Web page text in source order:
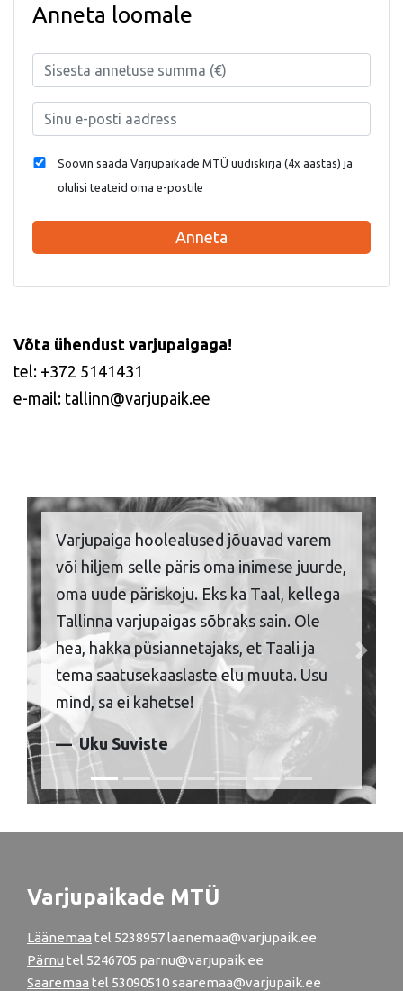
Anneta loomale
Soovin saada Varjupaikade MTÜ uudiskirja (4x aastas) ja
olulisi teateid oma e-postile
Anneta
Võta ühendust varjupaigaga!
tel: +372 5141431
e-mail: tallinn@varjupaik.ee
Varjupaiga hoolealused jõuavad varem
või hiljem selle päris oma inimese juurde,
oma uude päriskoju. Eks ka Taal, kellega
Tallinna varjupaigas sõbraks sain. Ole
hea, hakka püsiannetajaks, et Taali ja
tema saatusekaaslaste elu muuta. Usu
mind, sa ei kahetse!
Uku Suviste
Previous Next
Varjupaikade MTÜ
Läänemaa tel 5238957 laanemaa@varjupaik.ee
Pärnu tel 5246705 parnu@varjupaik.ee
Saaremaa tel 53090510 saaremaa@varjupaik.ee